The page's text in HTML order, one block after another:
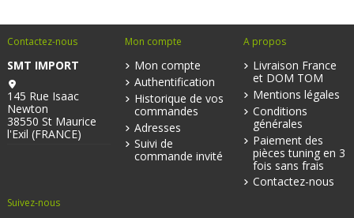
Contactez-nous
SMT IMPORT
145 Rue Isaac
Newton
38550 St Maurice
l'Exil (FRANCE)
Mon compte
Mon compte
Authentification
Historique de vos
commandes
Adresses
Suivi de
commande invité
A propos
Livraison France
et DOM TOM
Mentions légales
Conditions
générales
Paiement des
pièces tuning en 3
fois sans frais
Contactez-nous
Suivez-nous